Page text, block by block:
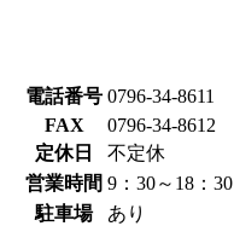
電話番号 0796-34-8611
FAX
0796-34-8612
定休日
不定休
営業時間 9：30～18：30
駐車場
あり